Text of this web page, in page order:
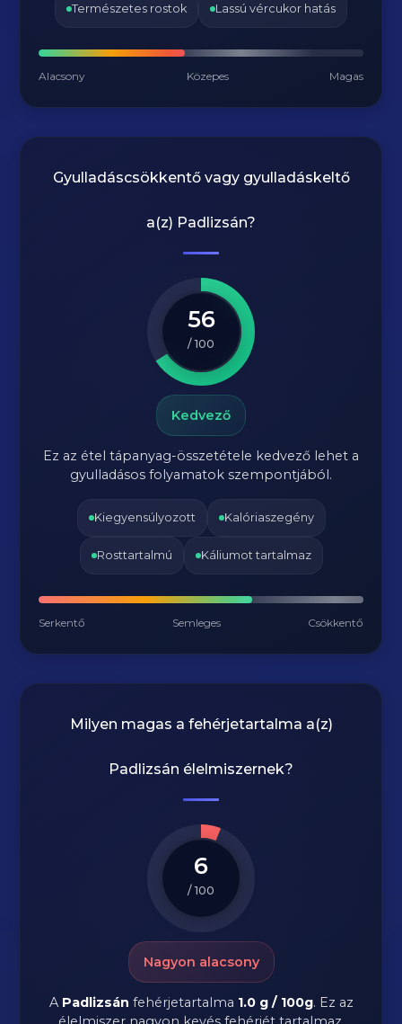
Természetes rostok Lassú vércukor hatás
Alacsony Közepes Magas
Gyulladáscsökkentő vagy gyulladáskeltő
a(z) Padlizsán?
56
/ 100
Kedvező
Ez az étel tápanyag-összetétele kedvező lehet a
gyulladásos folyamatok szempontjából.
Kiegyensúlyozott Kalóriaszegény
Rosttartalmú Káliumot tartalmaz
Serkentő Semleges Csökkentő
Milyen magas a fehérjetartalma a(z)
Padlizsán élelmiszernek?
6
/ 100
Nagyon alacsony
A Padlizsán fehérjetartalma 1.0 g / 100g. Ez az